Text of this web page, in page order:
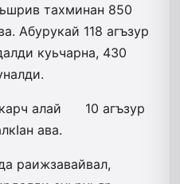
тахминан 850
Абурукай 118 агъзур
куьчарна, 430
карч алай 10 агъзур
ава.
раижзавайвал,